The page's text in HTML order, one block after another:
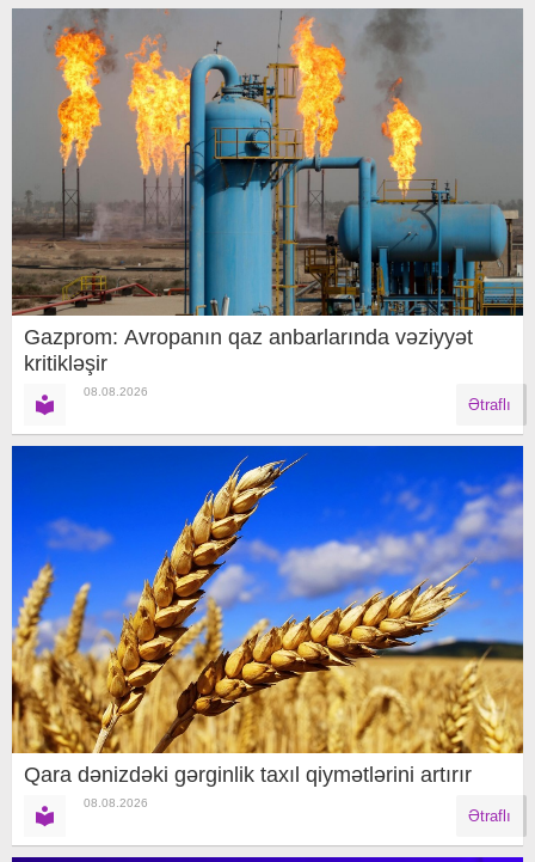
Gazprom: Avropanın qaz anbarlarında vəziyyət
kritikləşir
08.08.2026
Ətraflı
Qara dənizdəki gərginlik taxıl qiymətlərini artırır
08.08.2026
Ətraflı